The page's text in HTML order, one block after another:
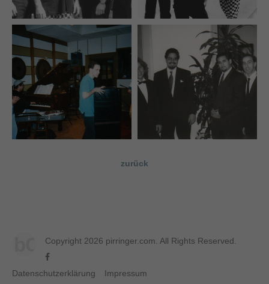
zurück
Copyright 2026 pirringer.com. All Rights Reserved.
Datenschutzerklärung Impressum